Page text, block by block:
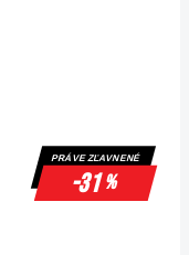
PRÁVE ZĽAVNENÉ
-31%